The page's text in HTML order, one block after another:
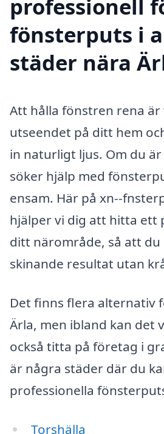
professionell
fönsterputs i
städer nära
Att hålla fönstren rena
utseendet på ditt hem
in naturligt ljus. Om du
söker hjälp med
ensam. Här på xn--
hjälper vi dig att hitta ett
ditt närområde, så att du
skinande resultat utan
Det finns flera alternativ
Ärla, men ibland kan det
också titta på företag i
är några städer där du
professionella
Torshälla